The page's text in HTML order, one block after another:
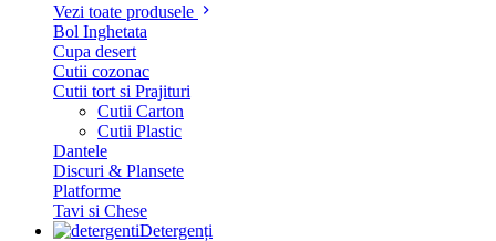
Vezi toate produsele
Bol Inghetata
Cupa desert
Cutii cozonac
Cutii tort si Prajituri
Cutii Carton
Cutii Plastic
Dantele
Discuri & Plansete
Platforme
Tavi si Chese
Detergenți